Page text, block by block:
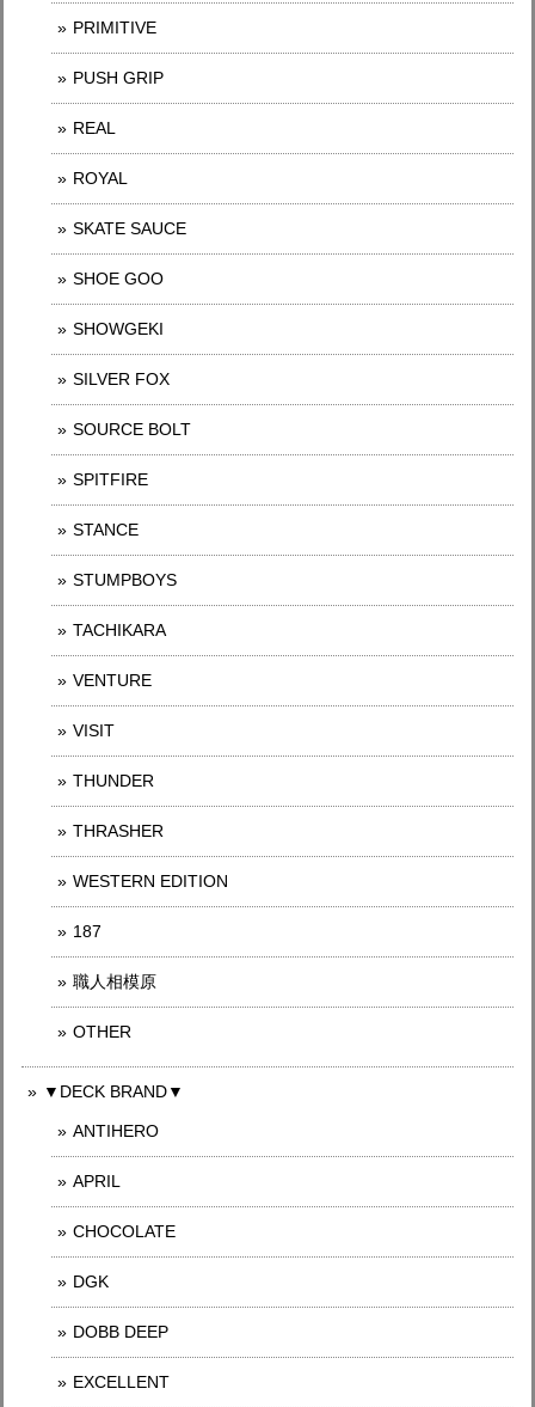
PRIMITIVE
PUSH GRIP
REAL
ROYAL
SKATE SAUCE
SHOE GOO
SHOWGEKI
SILVER FOX
SOURCE BOLT
SPITFIRE
STANCE
STUMPBOYS
TACHIKARA
VENTURE
VISIT
THUNDER
THRASHER
WESTERN EDITION
187
職人相模原
OTHER
▼DECK BRAND▼
ANTIHERO
APRIL
CHOCOLATE
DGK
DOBB DEEP
EXCELLENT